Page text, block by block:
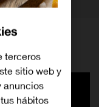
terceros
sitio web y
anuncios
hábitos